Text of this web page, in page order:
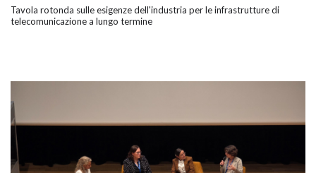
Tavola rotonda sulle esigenze dell'industria per le infrastrutture di
telecomunicazione a lungo termine